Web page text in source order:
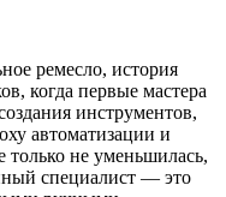
ремесло, история
когда первые мастера
инструментов,
автоматизации и
только не уменьшилась,
специалист — это